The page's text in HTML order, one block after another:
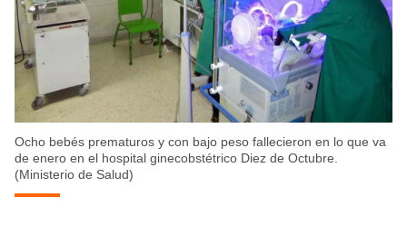
Ocho bebés prematuros y con bajo peso fallecieron en lo que va
de enero en el hospital ginecobstétrico Diez de Octubre.
(Ministerio de Salud)